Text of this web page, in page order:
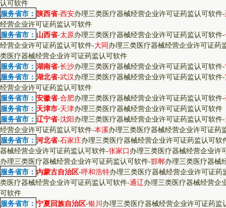
认可软件
服务省市： 陕西省-西安办理三类医疗器械经营企业许可证药监认可软件-
经营企业许可证药监认可软件
服务省市： 山西省-太原办理三类医疗器械经营企业许可证药监认可软件-
经营企业许可证药监认可软件-大同办理三类医疗器械经营企业许可证药
类医疗器械经营企业许可证药监认可软件
服务省市： 湖南省-长沙办理三类医疗器械经营企业许可证药监认可软件-
服务省市： 湖北省-武汉办理三类医疗器械经营企业许可证药监认可软件-
经营企业许可证药监认可软件
服务省市： 安徽省-合肥办理三类医疗器械经营企业许可证药监认可软件-
服务省市： 天津市-天津办理三类医疗器械经营企业许可证药监认可软件
服务省市： 辽宁省-沈阳办理三类医疗器械经营企业许可证药监认可软件-
经营企业许可证药监认可软件-本溪办理三类医疗器械经营企业许可证药
服务省市： 河北省-石家庄办理三类医疗器械经营企业许可证药监认可软
器械经营企业许可证药监认可软件-张家口办理三类医疗器械经营企业许
办理三类医疗器械经营企业许可证药监认可软件-邯郸办理三类医疗器械
服务省市： 内蒙古自治区-呼和浩特办理三类医疗器械经营企业许可证药
类医疗器械经营企业许可证药监认可软件-通辽办理三类医疗器械经营企
可软件
服务省市： 宁夏回族自治区-银川办理三类医疗器械经营企业许可证药监